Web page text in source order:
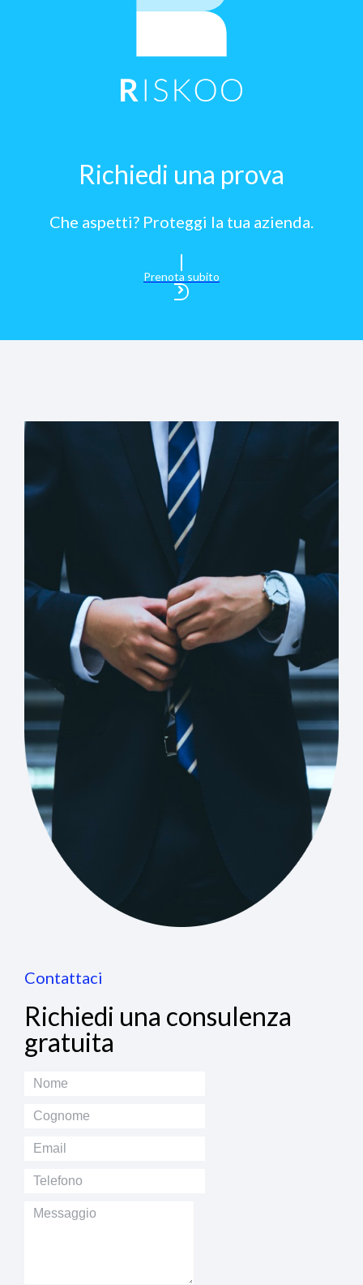
Richiedi una prova
Che aspetti? Proteggi la tua azienda.
Prenota subito
Contattaci
Richiedi una consulenza
gratuita